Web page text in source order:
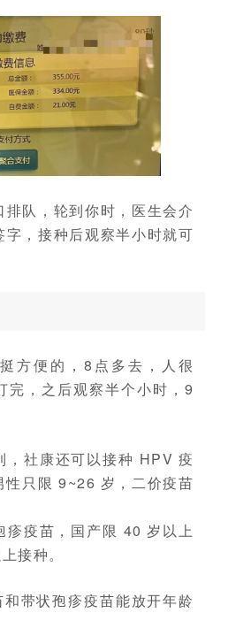
队，轮到你时，医生会介
，接种后观察半小时就可
方便的，8点多去，人很
完，之后观察半个小时，9
，社康还可以接种 HPV 疫
性只限 9~26 岁，二价疫苗
疹疫苗，国产限 40 岁以上
接种。
带状孢疹疫苗能放开年龄